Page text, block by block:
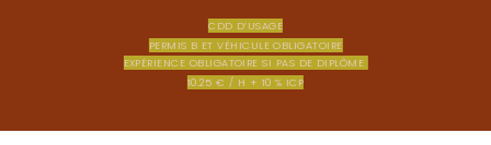
CDD D’USAGE
PERMIS B ET VÉHICULE OBLIGATOIRE
EXPÉRIENCE OBLIGATOIRE SI PAS DE DIPLÔME
10.25 € / H + 10 % ICP